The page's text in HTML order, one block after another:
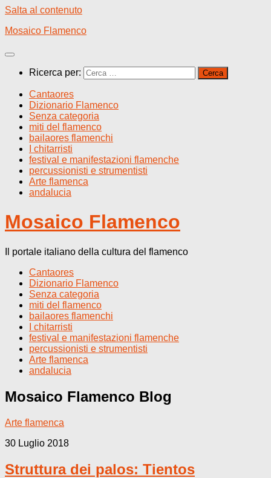
Salta al contenuto
Mosaico Flamenco
Ricerca per:
Cantaores
Dizionario Flamenco
Senza categoria
miti del flamenco
bailaores flamenchi
I chitarristi
festival e manifestazioni flamenche
percussionisti e strumentisti
Arte flamenca
andalucia
Mosaico Flamenco
Il portale italiano della cultura del flamenco
Cantaores
Dizionario Flamenco
Senza categoria
miti del flamenco
bailaores flamenchi
I chitarristi
festival e manifestazioni flamenche
percussionisti e strumentisti
Arte flamenca
andalucia
Mosaico Flamenco Blog
Arte flamenca
30 Luglio 2018
Struttura dei palos: Tientos